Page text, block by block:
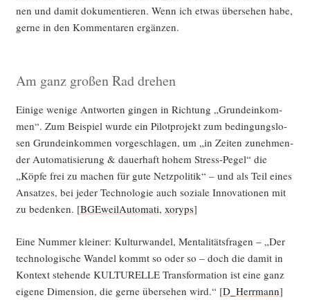
nen und damit doku­men­tie­ren. Wenn ich etwas über­se­hen habe,
ger­ne in den Kom­men­ta­ren ergänzen.
Am ganz großen Rad drehen
Eini­ge weni­ge Ant­wor­ten gin­gen in Rich­tung „Grund­ein­kom­
men“. Zum Bei­spiel wur­de ein Pilot­pro­jekt zum bedin­gungs­lo­
sen Grund­ein­kom­men vor­ge­schla­gen, um „in Zei­ten zuneh­men­
der Auto­ma­ti­sie­rung & dau­er­haft hohem Stress-Pegel“ die
„Köp­fe frei zu machen für gute Netz­po­li­tik“ – und als Teil eines
Ansat­zes, bei jeder Tech­no­lo­gie auch sozia­le Inno­va­tio­nen mit
zu beden­ken. [BGE­weil­Au­to­ma­ti, xoryps]
Eine Num­mer klei­ner: Kul­tur­wan­del, Men­ta­li­täts­fra­gen – „Der
tech­no­lo­gi­sche Wan­del kommt so oder so – doch die damit in
Kon­text ste­hen­de KULTURELLE Trans­for­ma­ti­on ist eine ganz
eige­ne Dimen­si­on, die ger­ne über­se­hen wird.“ [D_Herrmann]